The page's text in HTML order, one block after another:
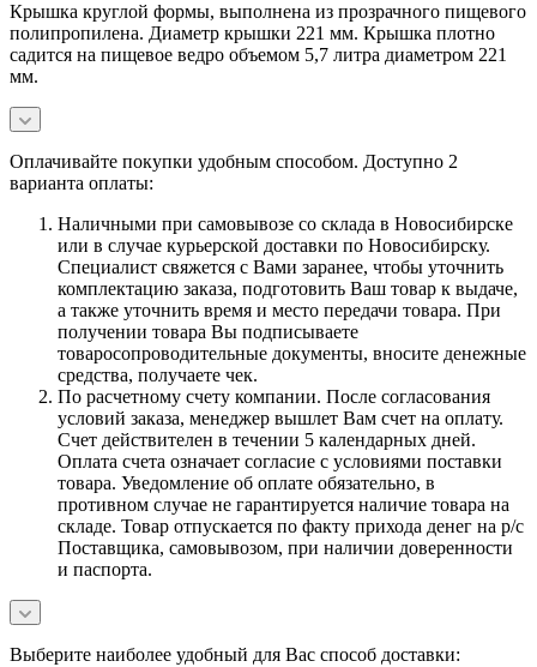
Крышка круглой формы, выполнена из прозрачного пищевого
полипропилена. Диаметр крышки 221 мм. Крышка плотно
садится на пищевое ведро объемом 5,7 литра диаметром 221
мм.
Оплачивайте покупки удобным способом. Доступно 2
варианта оплаты:
Наличными при самовывозе со склада в Новосибирске
или в случае курьерской доставки по Новосибирску.
Специалист свяжется с Вами заранее, чтобы уточнить
комплектацию заказа, подготовить Ваш товар к выдаче,
а также уточнить время и место передачи товара. При
получении товара Вы подписываете
товаросопроводительные документы, вносите денежные
средства, получаете чек.
По расчетному счету компании. После согласования
условий заказа, менеджер вышлет Вам счет на оплату.
Счет действителен в течении 5 календарных дней.
Оплата счета означает согласие с условиями поставки
товара. Уведомление об оплате обязательно, в
противном случае не гарантируется наличие товара на
складе. Товар отпускается по факту прихода денег на р/с
Поставщика, самовывозом, при наличии доверенности
и паспорта.
Выберите наиболее удобный для Вас способ доставки: